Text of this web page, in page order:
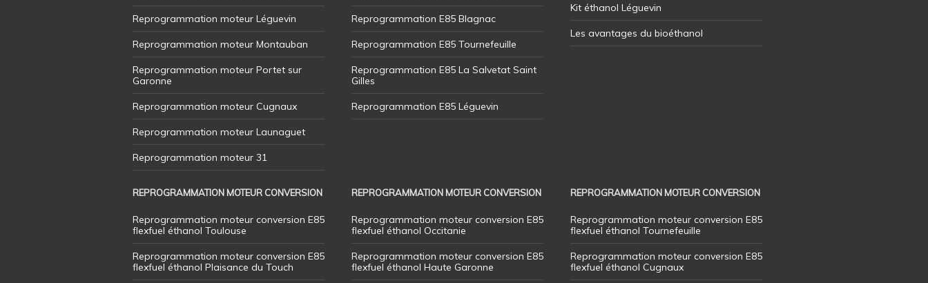
Reprogrammation moteur Léguevin
Reprogrammation moteur Montauban
Reprogrammation moteur Portet sur
Garonne
Reprogrammation moteur Cugnaux
Reprogrammation moteur Launaguet
Reprogrammation moteur 31
Reprogrammation E85 Blagnac
Reprogrammation E85 Tournefeuille
Reprogrammation E85 La Salvetat Saint
Gilles
Reprogrammation E85 Léguevin
Kit éthanol Léguevin
Les avantages du bioéthanol
REPROGRAMMATION MOTEUR CONVERSION
Reprogrammation moteur conversion E85
flexfuel éthanol Toulouse
Reprogrammation moteur conversion E85
flexfuel éthanol Plaisance du Touch
REPROGRAMMATION MOTEUR CONVERSION
Reprogrammation moteur conversion E85
flexfuel éthanol Occitanie
Reprogrammation moteur conversion E85
flexfuel éthanol Haute Garonne
REPROGRAMMATION MOTEUR CONVERSION
Reprogrammation moteur conversion E85
flexfuel éthanol Tournefeuille
Reprogrammation moteur conversion E85
flexfuel éthanol Cugnaux